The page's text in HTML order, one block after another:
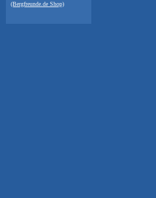
(Bergfreunde.de Shop)